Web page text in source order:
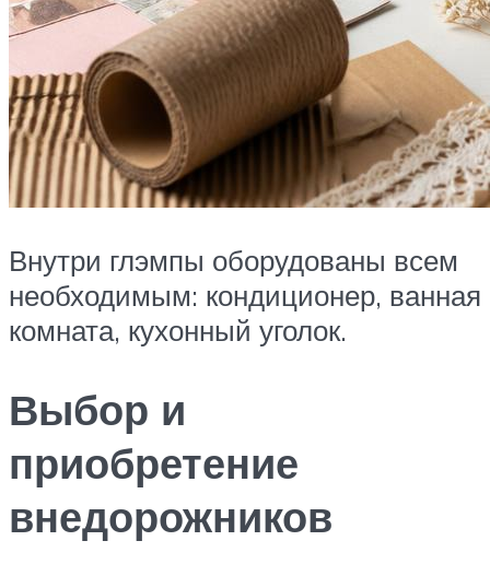
Внутри глэмпы оборудованы всем
необходимым: кондиционер, ванная
комната, кухонный уголок.
Выбор и
приобретение
внедорожников